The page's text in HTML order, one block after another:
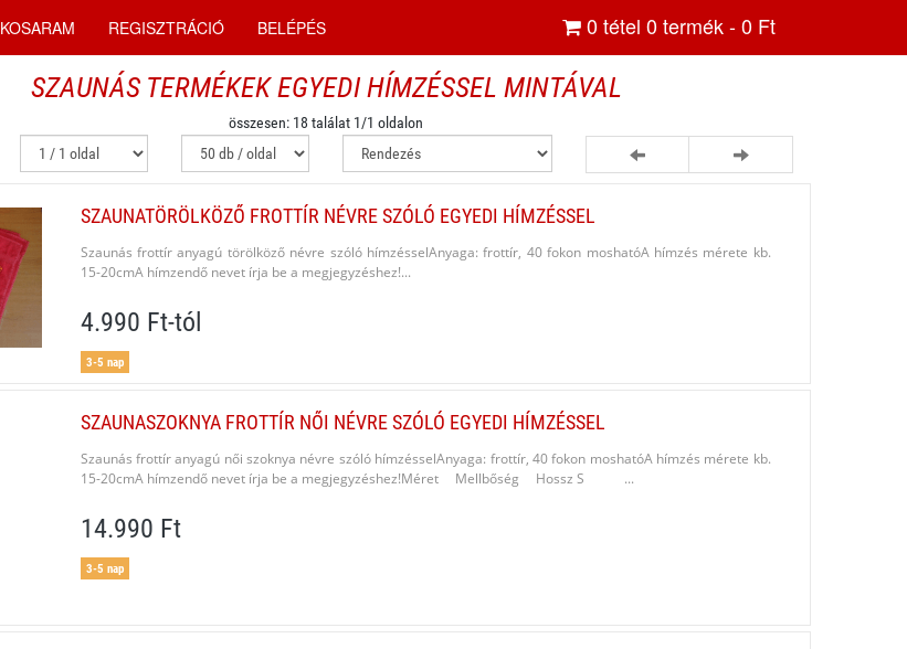
KOSARAM REGISZTRÁCIÓ BELÉPÉS 0tétel 0termék -0 Ft
SZAUNÁS TERMÉKEK EGYEDI HÍMZÉSSEL MINTÁVAL
összesen: 18 találat 1/1 oldalon
SZAUNATÖRÖLKÖZŐ FROTTÍR NÉVRE SZÓLÓ EGYEDI HÍMZÉSSEL
Szaunás frottír anyagú törölköző névre szóló hímzésselAnyaga: frottír, 40 fokon moshatóA hímzés mérete kb.
15-20cmA hímzendő nevet írja be a megjegyzéshez!...
4.990 Ft-tól
3-5 nap
SZAUNASZOKNYA FROTTÍR NŐI NÉVRE SZÓLÓ EGYEDI HÍMZÉSSEL
Szaunás frottír anyagú női szoknya névre szóló hímzésselAnyaga: frottír, 40 fokon moshatóA hímzés mérete kb.
15-20cmA hímzendő nevet írja be a megjegyzéshez!Méret Mellbőség Hossz S ...
14.990 Ft
3-5 nap